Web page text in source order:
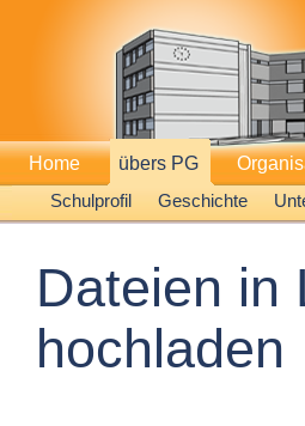
Home
übers PG
Schulprofil
Geschichte
Dateien in
hochladen